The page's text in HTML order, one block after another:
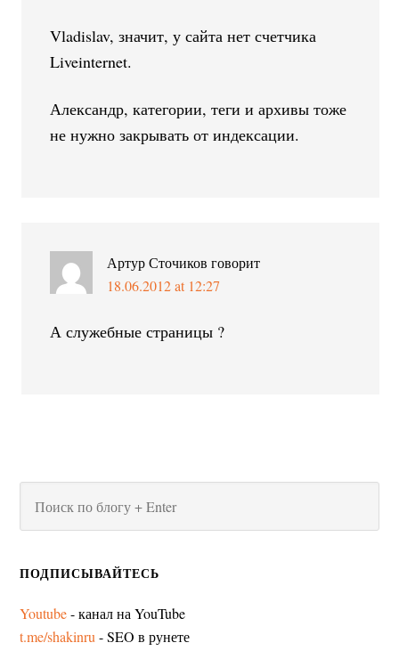
Vladislav, значит, у сайта нет счетчика
Liveinternet.
Александр, категории, теги и архивы тоже
не нужно закрывать от индексации.
Артур Сточиков говорит
18.06.2012 at 12:27
А служебные страницы ?
ПОДПИСЫВАЙТЕСЬ
Youtube- канал на YouTube
t.me/shakinru - SEO в рунете